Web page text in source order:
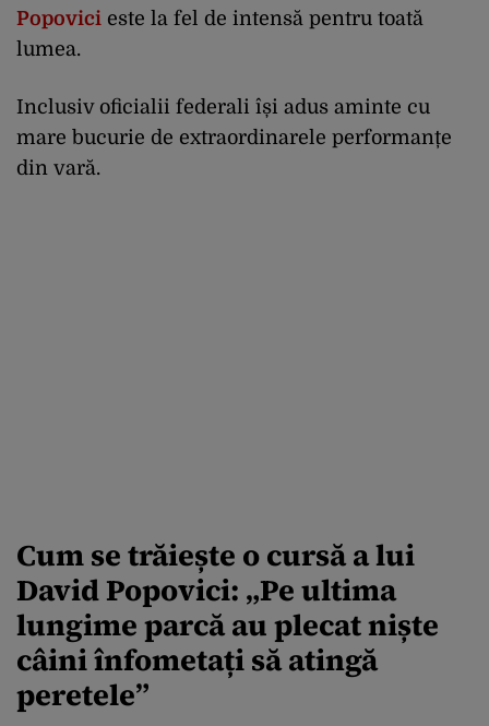
Popovici este la fel de intensă pentru toată
lumea.
Inclusiv oficialii federali își adus aminte cu
mare bucurie de extraordinarele performanțe
din vară.
Cum se trăiește o cursă a lui
David Popovici: „Pe ultima
lungime parcă au plecat niște
câini înfometați să atingă
peretele”